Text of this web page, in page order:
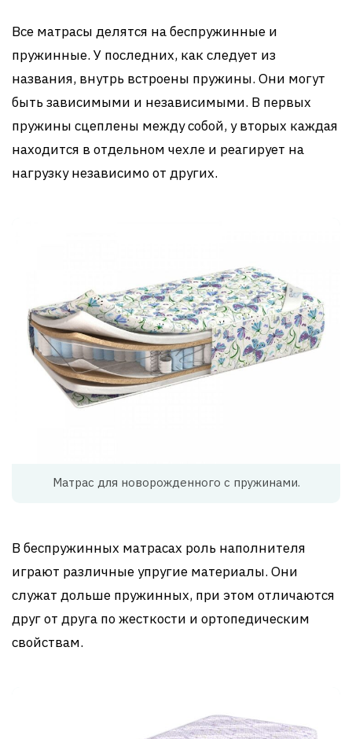
Все матрасы делятся на беспружинные и
пружинные. У последних, как следует из
названия, внутрь встроены пружины. Они могут
быть зависимыми и независимыми. В первых
пружины сцеплены между собой, у вторых каждая
находится в отдельном чехле и реагирует на
нагрузку независимо от других.
Матрас для новорожденного с пружинами.
В беспружинных матрасах роль наполнителя
играют различные упругие материалы. Они
служат дольше пружинных, при этом отличаются
друг от друга по жесткости и ортопедическим
свойствам.